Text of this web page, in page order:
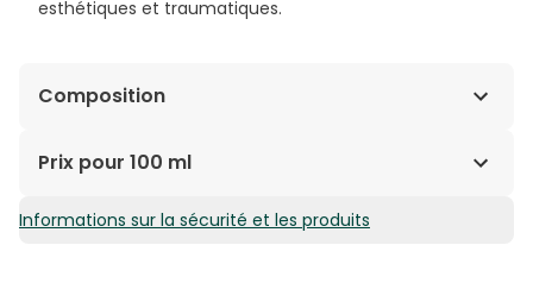
esthétiques et traumatiques.
Composition
Cedrus Atlantica issu de l'agriculture biologique/from
Prix pour 100 ml
32,70€ / 100 ml
Informations sur la sécurité et les produits